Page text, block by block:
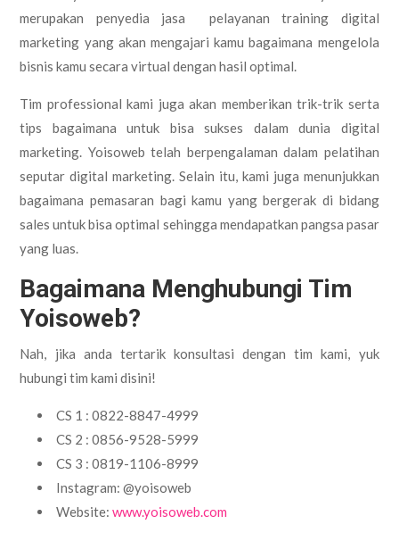
merupakan penyedia jasa pelayanan training digital
marketing yang akan mengajari kamu bagaimana mengelola
bisnis kamu secara virtual dengan hasil optimal.
Tim professional kami juga akan memberikan trik-trik serta
tips bagaimana untuk bisa sukses dalam dunia digital
marketing. Yoisoweb telah berpengalaman dalam pelatihan
seputar digital marketing. Selain itu, kami juga menunjukkan
bagaimana pemasaran bagi kamu yang bergerak di bidang
sales untuk bisa optimal sehingga mendapatkan pangsa pasar
yang luas.
Bagaimana Menghubungi Tim
Yoisoweb?
Nah, jika anda tertarik konsultasi dengan tim kami, yuk
hubungi tim kami disini!
CS 1 : 0822-8847-4999
CS 2 : 0856-9528-5999
CS 3 : 0819-1106-8999
Instagram: @yoisoweb
Website:www.yoisoweb.com